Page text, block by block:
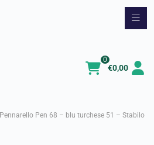
€0,00
0
Pennarello Pen 68 – blu turchese 51 – Stabilo